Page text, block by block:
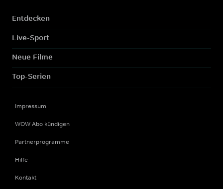
Entdecken
Live-Sport
Neue Filme
Top-Serien
Impressum
WOW Abo kündigen
Partnerprogramme
Hilfe
Kontakt